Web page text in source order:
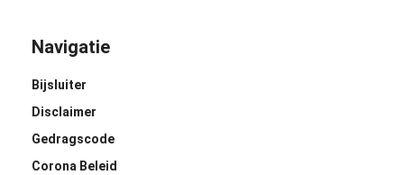
Navigatie
Bijsluiter
Disclaimer
Gedragscode
Corona Beleid